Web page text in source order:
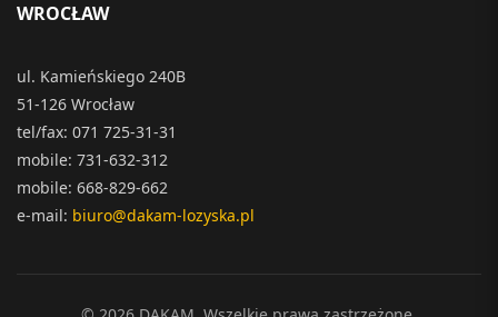
WROCŁAW
ul. Kamieńskiego 240B
51-126 Wrocław
tel/fax: 071 725-31-31
mobile: 731-632-312
mobile: 668-829-662
e-mail: biuro@dakam-lozyska.pl